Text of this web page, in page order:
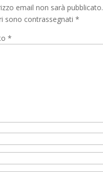
email non sarà pubblicato.
sono contrassegnati *
*